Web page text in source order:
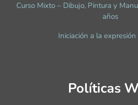
Curso Mixto – Dibujo, Pintura y
años
Iniciación a la
Políticas